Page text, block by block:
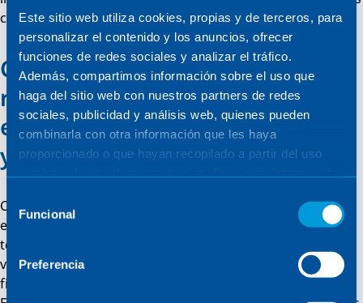
Este sitio web utiliza cookies, propias y de terceros, para
personalizar el contenido y los anuncios, ofrecer
funciones de redes sociales y analizar el tráfico.
Además, compartimos información sobre el uso que
haga del sitio web con nuestros partners de redes
sociales, publicidad y análisis web, quienes pueden
combinarla con otra información que les haya
proporcionado o que hayan recopilado a partir del uso
Funcional
Preferencia
con los usos culturales en evolución.
Colaboramos con estudios de
referencia para dar forma a
edificios singulares, sostenibles
y adaptables.
Colaboramos con estudios de arquitectura de referencia
en el diseño y desarrollo de edificios singulares: museos,
teatros, auditorios y espacios culturales que exigen una
visión audaz y una ejecución técnica rigurosa. Junto a
firmas como Foster & Partners, Jakob + MacFarlane,